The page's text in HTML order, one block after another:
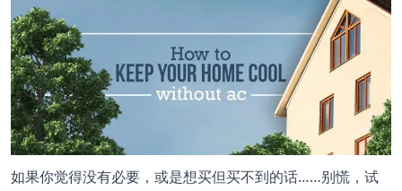
如果你觉得没有必要，或是想买但买不到的话……别慌，试